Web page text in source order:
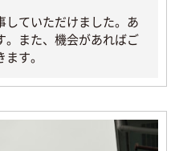
していただけました。あ
。また、機会があればご
す。